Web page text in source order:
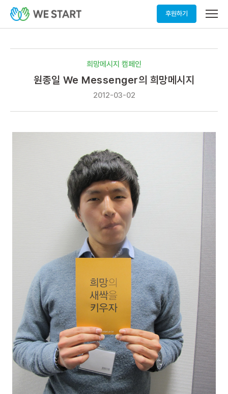
후원하기
메
열
희망메시지 캠페인
원종일 We Messenger의 희망메시지
2012-03-02